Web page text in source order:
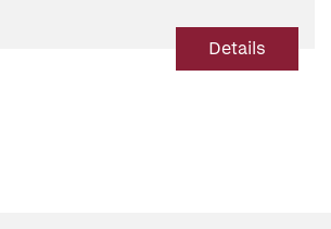
Details